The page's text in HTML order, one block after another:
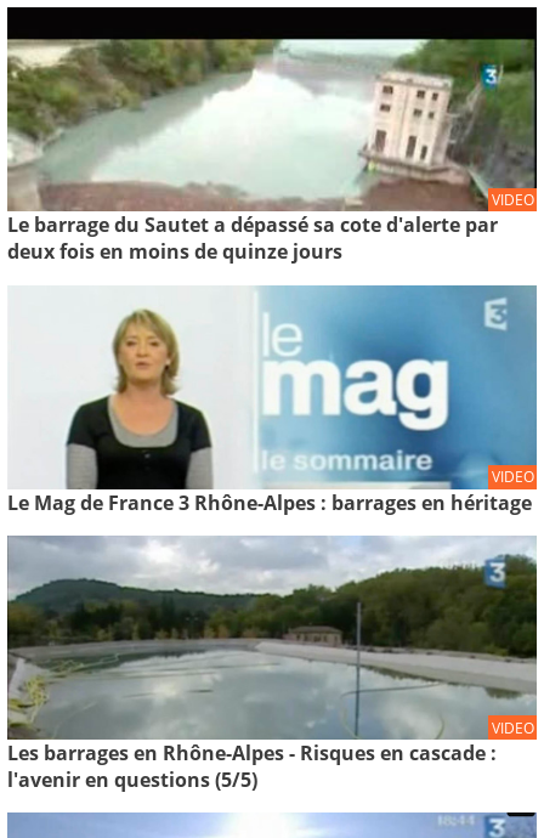
VIDEO
Le barrage du Sautet a dépassé sa cote d'alerte par
deux fois en moins de quinze jours
VIDEO
Le Mag de France 3 Rhône-Alpes : barrages en héritage
VIDEO
Les barrages en Rhône-Alpes - Risques en cascade :
l'avenir en questions (5/5)